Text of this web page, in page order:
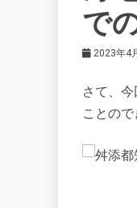
で
2023年4
さて、
ことの